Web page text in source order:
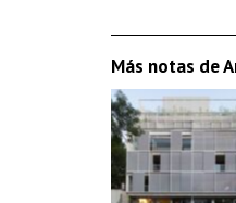
Más notas de